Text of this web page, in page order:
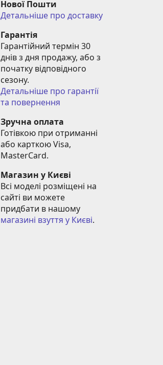
Нової Пошти
Детальніше про доставку
Гарантія
Гарантійний термін 30
днів з дня продажу, або з
початку відповідного
сезону.
Детальніше про гарантії
та повернення
Зручна оплата
Готівкою при отриманні
або карткою Visa,
MasterCard.
Магазин у Києві
Всі моделі розміщені на
сайті ви можете
магазині взуття у Києві.